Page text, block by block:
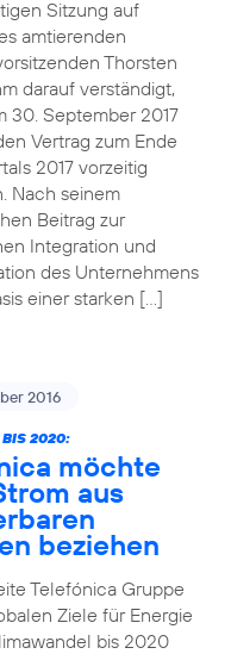
Sitzung auf
amtierenden
Thorsten
darauf verständigt,
30. September 2017
Vertrag zum Ende
2017 vorzeitig
Nach seinem
Beitrag zur
Integration und
des Unternehmens
einer starken […]
2016
2020:
möchte
aus
beziehen
Telefónica Gruppe
Ziele für Energie
bis 2020